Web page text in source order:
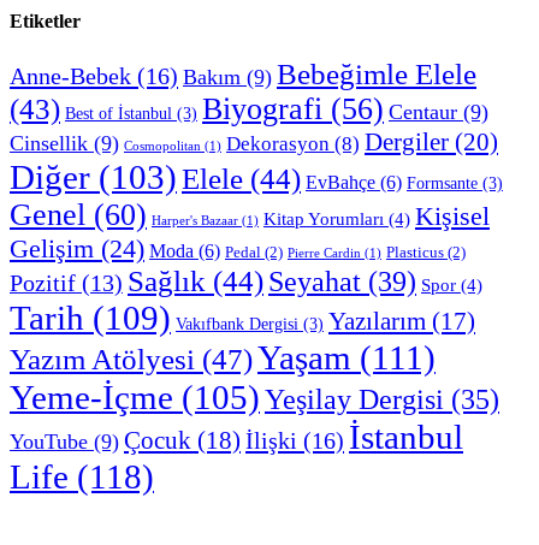
Etiketler
Anne-Bebek (16) Bakım (9) Bebeğimle Elele
(43) Best of İstanbul (3) Biyografi (56) Centaur (9)
Cinsellik (9) Cosmopolitan (1) Dekorasyon (8) Dergiler (20)
Diğer (103)Elele (44) EvBahçe (6) Formsante (3)
Genel (60) Harper's Bazaar (1) Kitap Yorumları (4) Kişisel
Gelişim (24) Moda (6) Pedal (2) Pierre Cardin (1) Plasticus (2)
Pozitif (13) Sağlık (44)Seyahat (39) Spor (4)
Tarih (109) Vakıfbank Dergisi (3) Yazılarım (17)
Yazım Atölyesi (47)Yaşam (111)
Yeme-İçme (105)Yeşilay Dergisi (35)
YouTube (9) Çocuk (18) İlişki (16) İstanbul
Life (118)